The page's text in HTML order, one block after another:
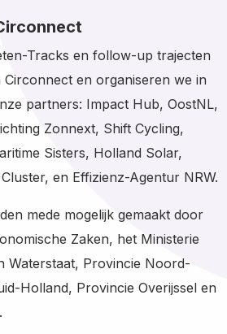
Tracks en follow-up trajecten
Circonnect en organiseren we in
partners: Impact Hub, OostNL,
Zonnext, Shift Cycling,
Sisters, Holland Solar,
en Effizienz-Agentur NRW.
mede mogelijk gemaakt door
Zaken, het Ministerie
Waterstaat, Provincie Noord-
Holland, Provincie Overijssel en